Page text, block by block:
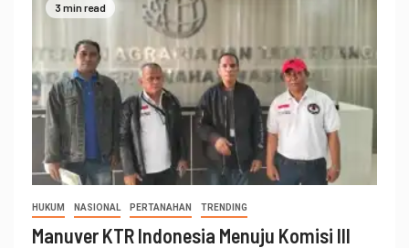
3 min read
HUKUM NASIONAL PERTANAHAN TRENDING
Manuver KTR Indonesia Menuju Komisi III